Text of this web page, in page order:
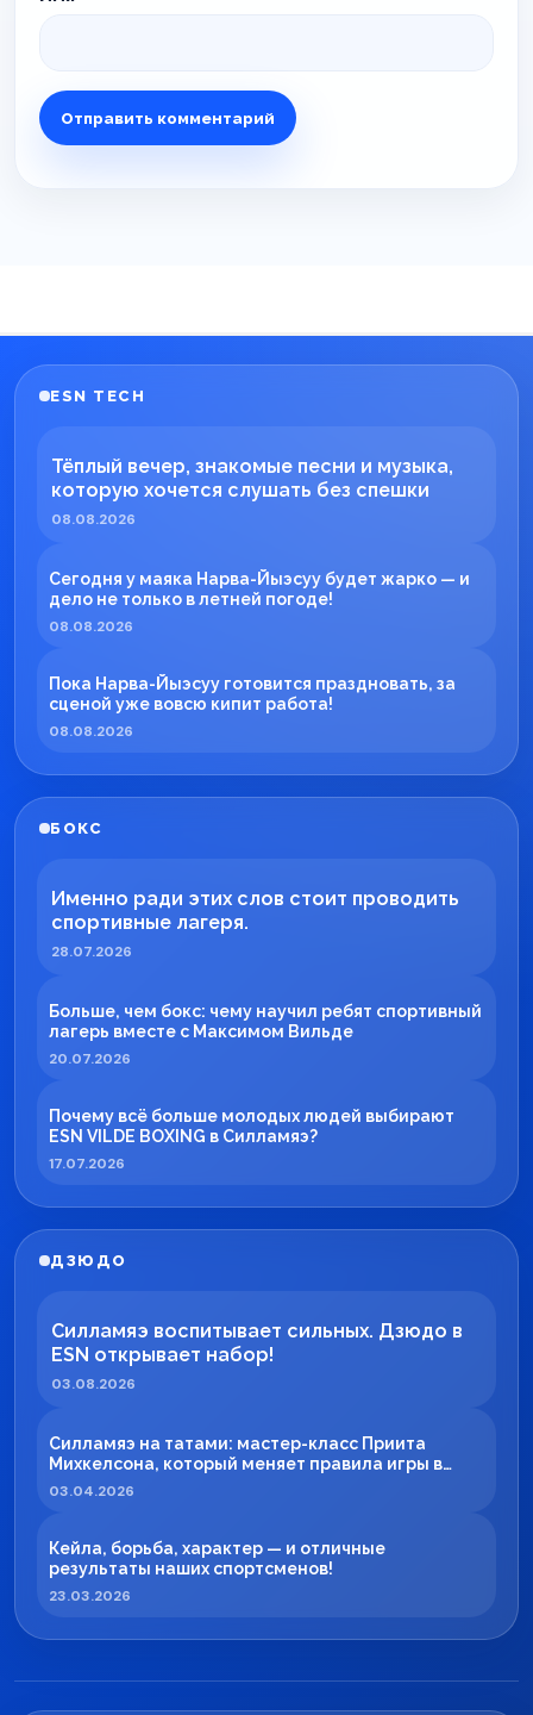
ESN TECH
Тёплый вечер, знакомые песни и музыка,
которую хочется слушать без спешки
08.08.2026
Сегодня у маяка Нарва-Йыэсуу будет жарко — и
дело не только в летней погоде!
08.08.2026
Пока Нарва-Йыэсуу готовится праздновать, за
сценой уже вовсю кипит работа!
08.08.2026
БОКС
Именно ради этих слов стоит проводить
спортивные лагеря.
28.07.2026
Больше, чем бокс: чему научил ребят спортивный
лагерь вместе с Максимом Вильде
20.07.2026
Почему всё больше молодых людей выбирают
ESN VILDE BOXING в Силламяэ?
17.07.2026
ДЗЮДО
Силламяэ воспитывает сильных. Дзюдо в
ESN открывает набор!
03.08.2026
Силламяэ на татами: мастер-класс Приита
Михкелсона, который меняет правила игры в
регионе
03.04.2026
Кейла, борьба, характер — и отличные
результаты наших спортсменов!
23.03.2026